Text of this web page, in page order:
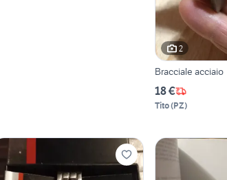
2
Bracciale acciaio
18 €
Tito(PZ)